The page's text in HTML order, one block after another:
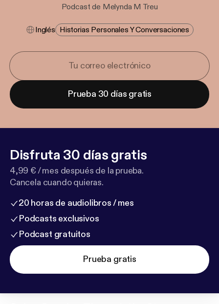
Podcast de Melynda M Treu
Inglés Historias Personales Y Conversaciones
Prueba 30 días gratis
Disfruta 30 días gratis
4,99 € / mes después de la prueba.
Cancela cuando quieras.
20 horas de audiolibros / mes
Podcasts exclusivos
Podcast gratuitos
Prueba gratis